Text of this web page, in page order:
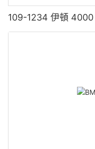
109-1234 伊頓